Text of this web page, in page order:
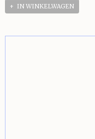
IN WINKELWAGEN